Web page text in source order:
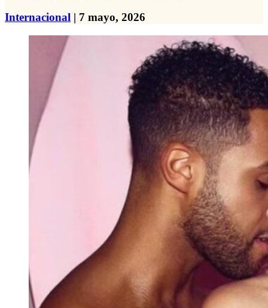
Internacional | 7 mayo, 2026